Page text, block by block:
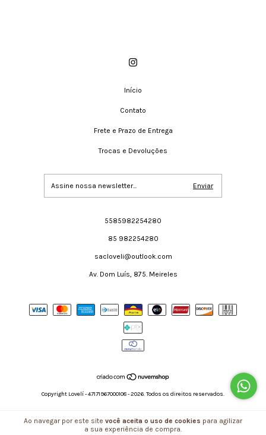
Ao navegar por este site você aceita o uso de cookies para agilizar
a sua experiência de compra.
Início
Contato
Frete e Prazo de Entrega
Trocas e Devoluções
5585982254280
85 982254280
sacloveli@outlook.com
Av. Dom Luís, 875. Meireles
Copyright Lovelí - 47171967000108 - 2026. Todos os direitos reservados.